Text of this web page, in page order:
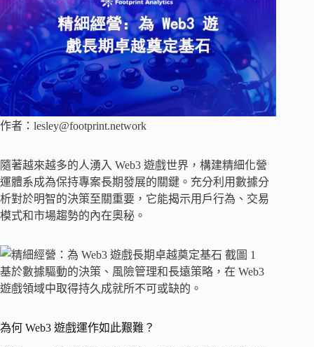
作者： lesley@footprint.network
隨著越來越多的人湧入 Web3 遊戲世界，構建精細化營
運體系成為保持專案長期發展的關鍵。充分利用數據分
析對於明智的決策至關重要，它能揭示用戶行為、交易
模式和市場趨勢的內在奧秘。
基於數據驅動的決策、風險管理和長遠策略，在 Web3
遊戲領域中取得持久成就所不可或缺的。
為何 Web3 遊戲運作如此艱難？